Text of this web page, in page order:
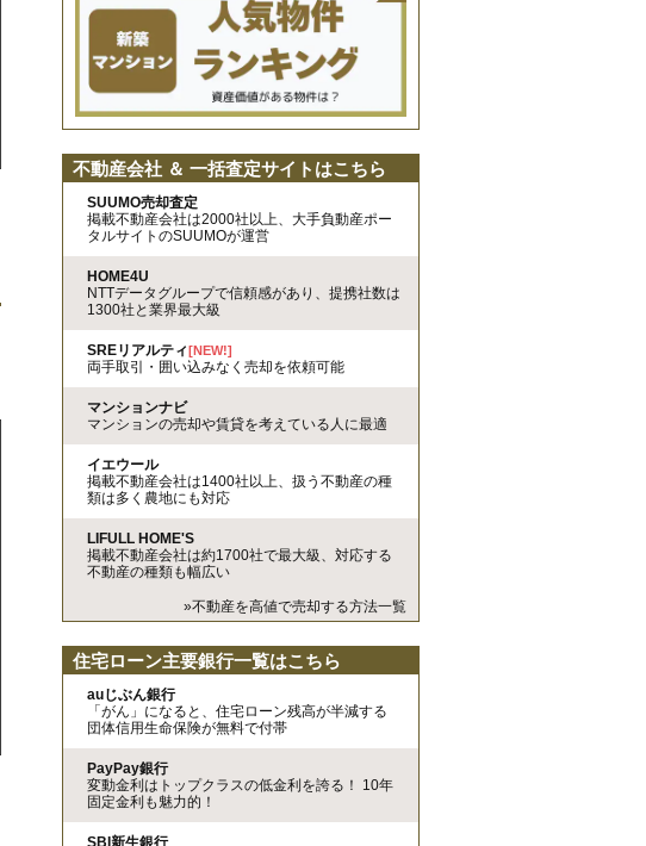
不動産会社 ＆ 一括査定サイトはこちら
SUUMO売却査定
掲載不動産会社は2000社以上、大手負動産ポー
タルサイトのSUUMOが運営
HOME4U
NTTデータグループで信頼感があり、提携社数は
1300社と業界最大級
SREリアルティ[NEW!]
両手取引・囲い込みなく売却を依頼可能
マンションナビ
マンションの売却や賃貸を考えている人に最適
イエウール
掲載不動産会社は1400社以上、扱う不動産の種
類は多く農地にも対応
LIFULL HOME'S
掲載不動産会社は約1700社で最大級、対応する
不動産の種類も幅広い
»不動産を高値で売却する方法一覧
住宅ローン主要銀行一覧はこちら
auじぶん銀行
「がん」になると、住宅ローン残高が半減する
団体信用生命保険が無料で付帯
PayPay銀行
変動金利はトップクラスの低金利を誇る！ 10年
固定金利も魅力的！
SBI新生銀行